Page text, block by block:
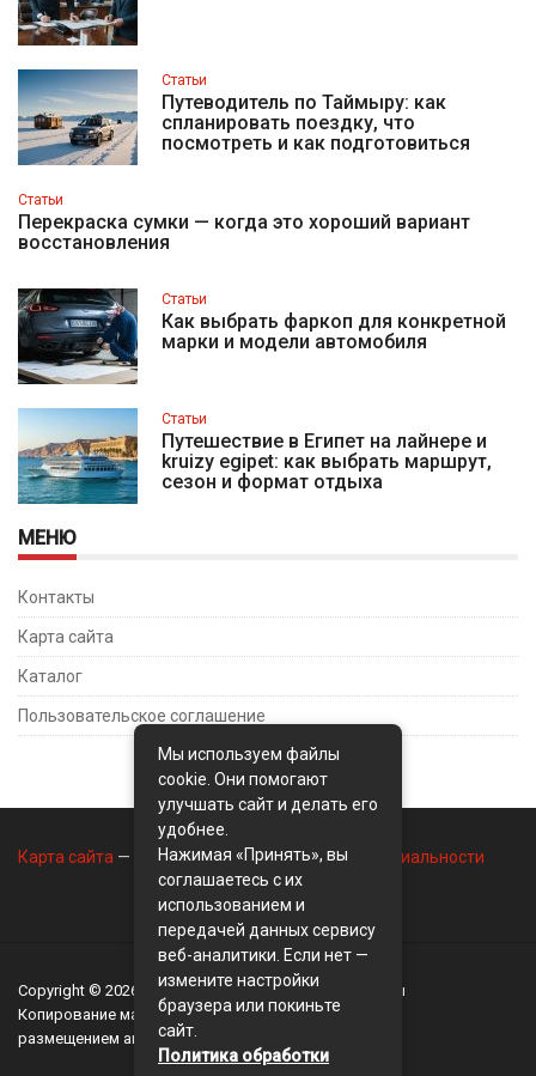
Статьи
Путеводитель по Таймыру: как
спланировать поездку, что
посмотреть и как подготовиться
Статьи
Перекраска сумки — когда это хороший вариант
восстановления
Статьи
Как выбрать фаркоп для конкретной
марки и модели автомобиля
Статьи
Путешествие в Египет на лайнере и
kruizy egipet: как выбрать маршрут,
сезон и формат отдыха
МЕНЮ
Контакты
Карта сайта
Каталог
Пользовательское соглашение
Карта сайта — Контакты— Политика конфиденциальности
Copyright © 2026 BusinessMix- Экономика и финансы
Копирование материалов разрешается, только с
размещением активной ссылки на сайт
Мы используем файлы
cookie. Они помогают
улучшать сайт и делать его
удобнее.
Нажимая «Принять», вы
соглашаетесь с их
использованием и
передачей данных сервису
веб-аналитики. Если нет —
измените настройки
браузера или покиньте
сайт.
Политика обработки